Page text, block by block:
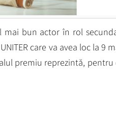
mai bun actor în rol
care va avea loc la 9
premiu reprezintă, pentru